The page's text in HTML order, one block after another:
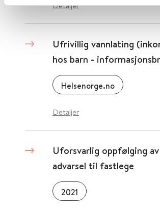
Detaljer
Ufrivillig vannlating
hos barn -
Helsenorge.no
Detaljer
Uforsvarlig oppfølging
advarsel til fastlege
2021